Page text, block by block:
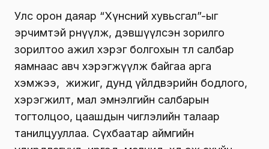
Улс орон даяар “Хүнсний хувьсгал”-ыг
эрчимтэй өрнүүлж, дэвшүүлсэн зорилго
зорилтоо ажил хэрэг болгохын төлөө салбар
яамнаас авч хэрэгжүүлж байгаа арга
хэмжээ, жижиг, дунд үйлдвэрийн бодлого,
хэрэгжилт, мал эмнэлгийн салбарын
тогтолцоо, цаашдын чиглэлийн талаар
танилцууллаа. Сүхбаатар аймгийн